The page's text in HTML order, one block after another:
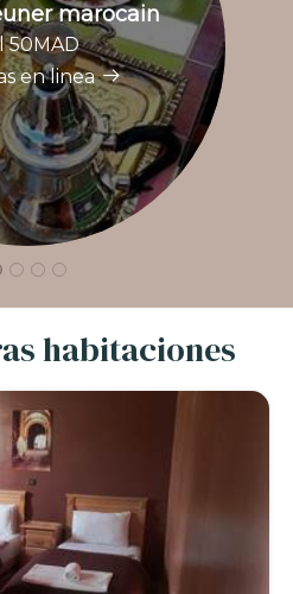
marocain
50MAD
en linea
habitaciones